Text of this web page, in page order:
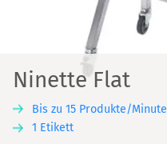
Ninette Flat
Bis zu 15 Produkte/Minute
1 Etikett